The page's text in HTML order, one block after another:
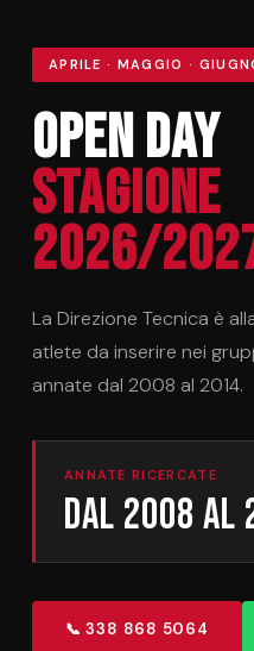
APRILE · MAGGIO ·
Open Day
Stagione
2026/
La Direzione Tecnica è
atlete da inserire nei
annate dal 2008 al 2014.
ANNATE RICERCATE
Dal 2008 al
📞 338 868 5064